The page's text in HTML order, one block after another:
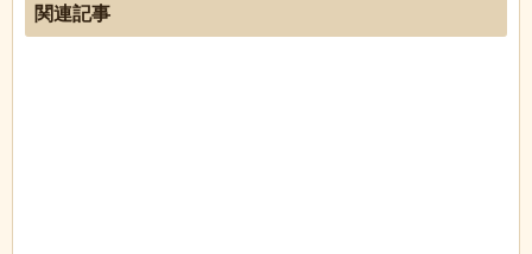
関連記事